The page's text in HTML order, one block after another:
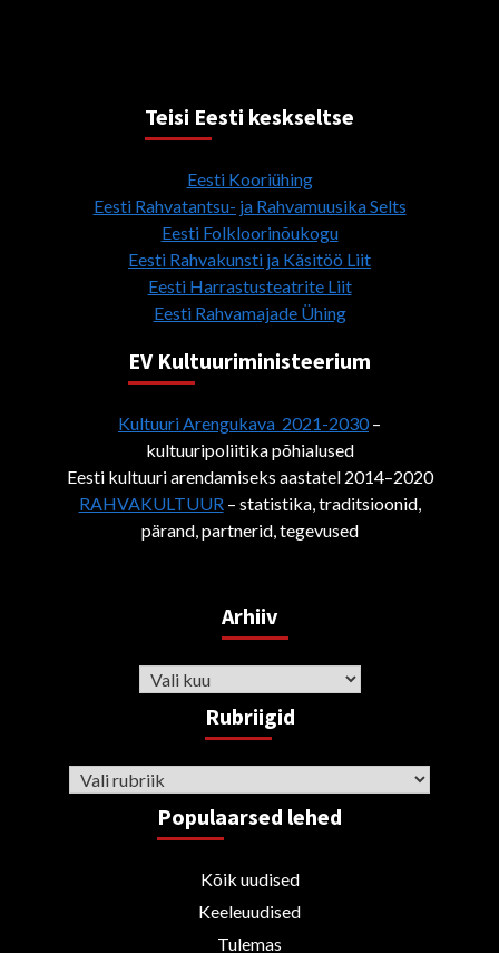
Teisi Eesti keskseltse
Eesti Kooriühing
Eesti Rahvatantsu- ja Rahvamuusika Selts
Eesti Folkloorinõukogu
Eesti Rahvakunsti ja Käsitöö Liit
Eesti Harrastusteatrite Liit
Eesti Rahvamajade Ühing
EV Kultuuriministeerium
Kultuuri Arengukava 2021-2030–
kultuuripoliitika põhialused
Eesti kultuuri arendamiseks aastatel 2014–2020
RAHVAKULTUUR – statistika, traditsioonid,
pärand, partnerid, tegevused
Arhiiv
Arhiiv
Rubriigid
Rubriigid
Populaarsed lehed
Kõik uudised
Keeleuudised
Tulemas